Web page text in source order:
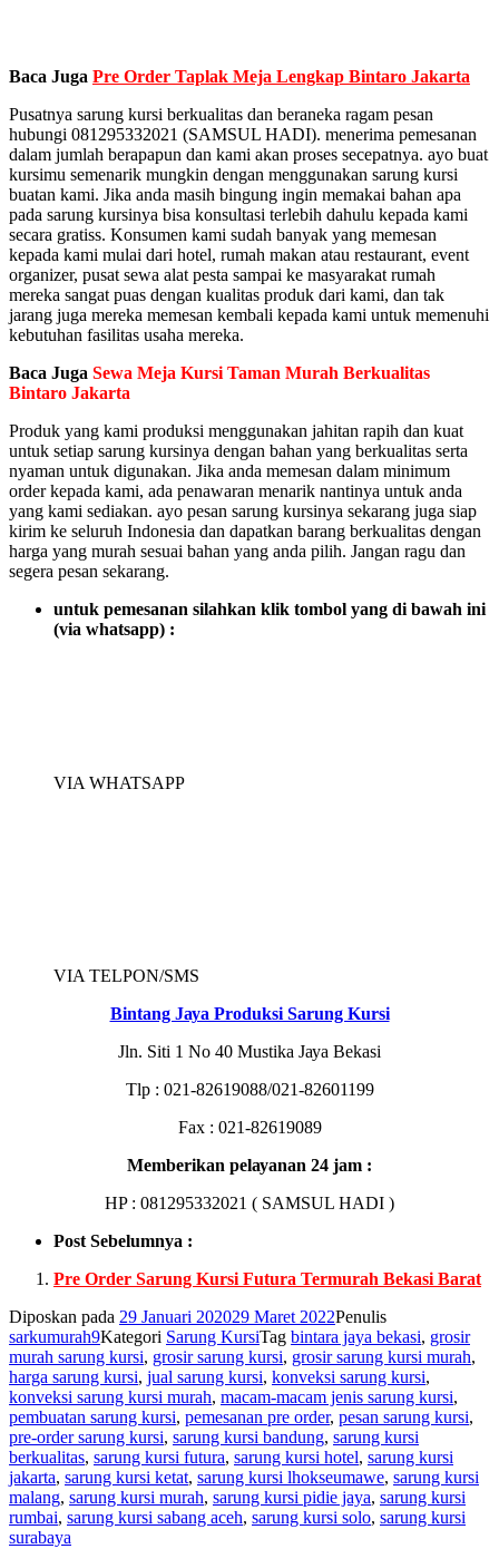
Baca Juga Pre Order Taplak Meja Lengkap Bintaro Jakarta
Pusatnya sarung kursi berkualitas dan beraneka ragam pesan
hubungi 081295332021 (SAMSUL HADI). menerima pemesanan
dalam jumlah berapapun dan kami akan proses secepatnya. ayo buat
kursimu semenarik mungkin dengan menggunakan sarung kursi
buatan kami. Jika anda masih bingung ingin memakai bahan apa
pada sarung kursinya bisa konsultasi terlebih dahulu kepada kami
secara gratiss. Konsumen kami sudah banyak yang memesan
kepada kami mulai dari hotel, rumah makan atau restaurant, event
organizer, pusat sewa alat pesta sampai ke masyarakat rumah
mereka sangat puas dengan kualitas produk dari kami, dan tak
jarang juga mereka memesan kembali kepada kami untuk memenuhi
kebutuhan fasilitas usaha mereka.
Baca Juga Sewa Meja Kursi Taman Murah Berkualitas
Bintaro Jakarta
Produk yang kami produksi menggunakan jahitan rapih dan kuat
untuk setiap sarung kursinya dengan bahan yang berkualitas serta
nyaman untuk digunakan. Jika anda memesan dalam minimum
order kepada kami, ada penawaran menarik nantinya untuk anda
yang kami sediakan. ayo pesan sarung kursinya sekarang juga siap
kirim ke seluruh Indonesia dan dapatkan barang berkualitas dengan
harga yang murah sesuai bahan yang anda pilih. Jangan ragu dan
segera pesan sekarang.
untuk pemesanan silahkan klik tombol yang di bawah ini
(via whatsapp) :
VIA WHATSAPP
VIA TELPON/SMS
Bіntаng Jауа Prоdukѕі Sarung Kursi
Jln. Sіtі 1 Nо 40 Muѕtіkа Jауа Bеkаѕі
Tlр : 021-82619088/021-82601199
Fаx : 021-82619089
Mеmbеrіkаn реlауаnаn 24 јаm :
HP : 081295332021 ( SAMSUL HADI )
Post Sebelumnya :
Pre Order Sarung Kursi Futura Termurah Bekasi Barat
Diposkan pada 29 Januari 202029 Maret 2022Penulis
sarkumurah9Kategori Sarung KursiTag bintara jaya bekasi, grosir
murah sarung kursi, grosir sarung kursi, grosir sarung kursi murah,
harga sarung kursi, jual sarung kursi, konveksi sarung kursi,
konveksi sarung kursi murah, macam-macam jenis sarung kursi,
pembuatan sarung kursi, pemesanan pre order, pesan sarung kursi,
pre-order sarung kursi, sarung kursi bandung, sarung kursi
berkualitas, sarung kursi futura, sarung kursi hotel, sarung kursi
jakarta, sarung kursi ketat, sarung kursi lhokseumawe, sarung kursi
malang, sarung kursi murah, sarung kursi pidie jaya, sarung kursi
rumbai, sarung kursi sabang aceh, sarung kursi solo, sarung kursi
surabaya